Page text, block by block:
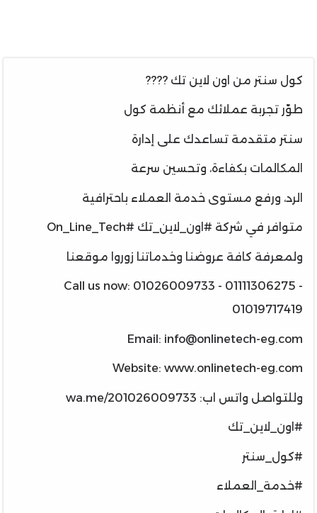
كول سنتر من اون لاين تك ????
طوّر تجربة عملائك مع أنظمة كول
سنتر متقدمة تساعدك على إدارة
المكالمات بكفاءة، وتحسين سرعة
الرد، ورفع مستوى خدمة العملاء باحترافية
متوافر في شركة #اون_لاين_تك #On_Line_Tech
‏ولمعرفة كافة عروضنا وخدماتنا زوروا موقعنا
‏Call us now: 01026009733 - 01111306275 -
01019717419
وللتواصل واتس اب: wa.me/201026009733
#اون_لاين_تك
#كول_سنتر
#خدمة_العملاء